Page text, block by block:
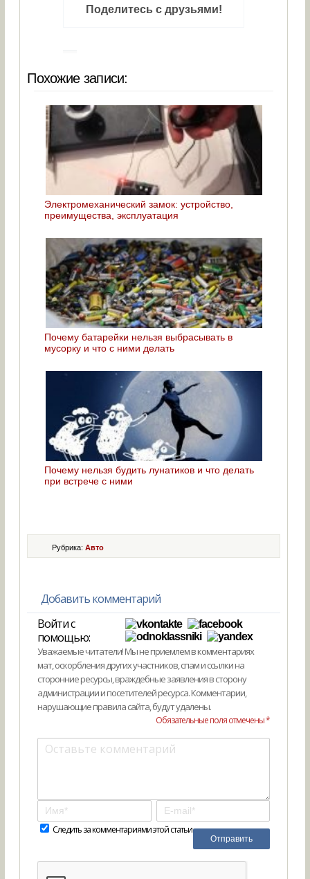
Поделитесь с друзьями!
Похожие записи:
Электромеханический замок: устройство,
преимущества, эксплуатация
Почему батарейки нельзя выбрасывать в
мусорку и что с ними делать
Почему нельзя будить лунатиков и что делать
при встрече с ними
Рубрика:Авто
Добавить комментарий
Войти с
помощью:
Уважаемые читатели! Мы не приемлем в комментариях
мат, оскорбления других участников, спам и ссылки на
сторонние ресурсы, враждебные заявления в сторону
администрации и посетителей ресурса. Комментарии,
нарушающие правила сайта, будут удалены.
Обязательные поля отмечены *
Следить за комментариями этой статьи